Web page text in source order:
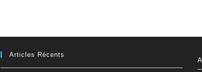
Articles Récents